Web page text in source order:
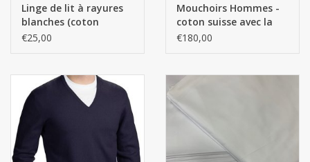
Linge de lit à rayures
blanches (coton
égyptien 300 fils au
€25,00
Mouchoirs Hommes -
coton suisse avec la
première lettre brodée
€180,00